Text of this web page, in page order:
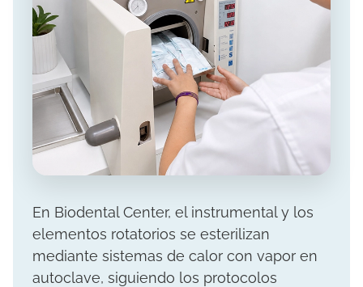
En Biodental Center, el instrumental y los
elementos rotatorios se esterilizan
mediante sistemas de calor con vapor en
autoclave, siguiendo los protocolos